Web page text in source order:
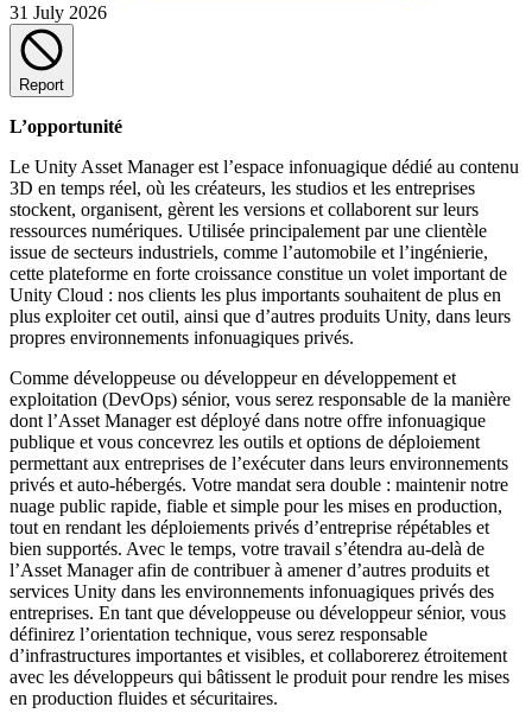
31 July 2026
Report
L’opportunité
Le Unity Asset Manager est l’espace infonuagique dédié au contenu
3D en temps réel, où les créateurs, les studios et les entreprises
stockent, organisent, gèrent les versions et collaborent sur leurs
ressources numériques. Utilisée principalement par une clientèle
issue de secteurs industriels, comme l’automobile et l’ingénierie,
cette plateforme en forte croissance constitue un volet important de
Unity Cloud : nos clients les plus importants souhaitent de plus en
plus exploiter cet outil, ainsi que d’autres produits Unity, dans leurs
propres environnements infonuagiques privés.
Comme développeuse ou développeur en développement et
exploitation (DevOps) sénior, vous serez responsable de la manière
dont l’Asset Manager est déployé dans notre offre infonuagique
publique et vous concevrez les outils et options de déploiement
permettant aux entreprises de l’exécuter dans leurs environnements
privés et auto‑hébergés. Votre mandat sera double : maintenir notre
nuage public rapide, fiable et simple pour les mises en production,
tout en rendant les déploiements privés d’entreprise répétables et
bien supportés. Avec le temps, votre travail s’étendra au‑delà de
l’Asset Manager afin de contribuer à amener d’autres produits et
services Unity dans les environnements infonuagiques privés des
entreprises. En tant que développeuse ou développeur sénior, vous
définirez l’orientation technique, vous serez responsable
d’infrastructures importantes et visibles, et collaborerez étroitement
avec les développeurs qui bâtissent le produit pour rendre les mises
en production fluides et sécuritaires.